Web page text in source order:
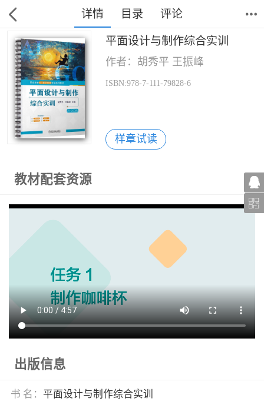
详情 目录 评论
平面设计与制作综合实训
作者：胡秀平 王振峰
ISBN:978-7-111-79828-6
样章试读
教材配套资源
出版信息
书 名： 平面设计与制作综合实训